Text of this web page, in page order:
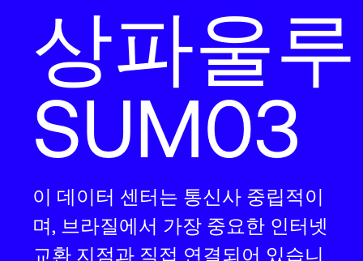
상파울루
SUM03
이 데이터 센터는 통신사 중립적이
며, 브라질에서 가장 중요한 인터넷
교환 지점과 직접 연결되어 있습니